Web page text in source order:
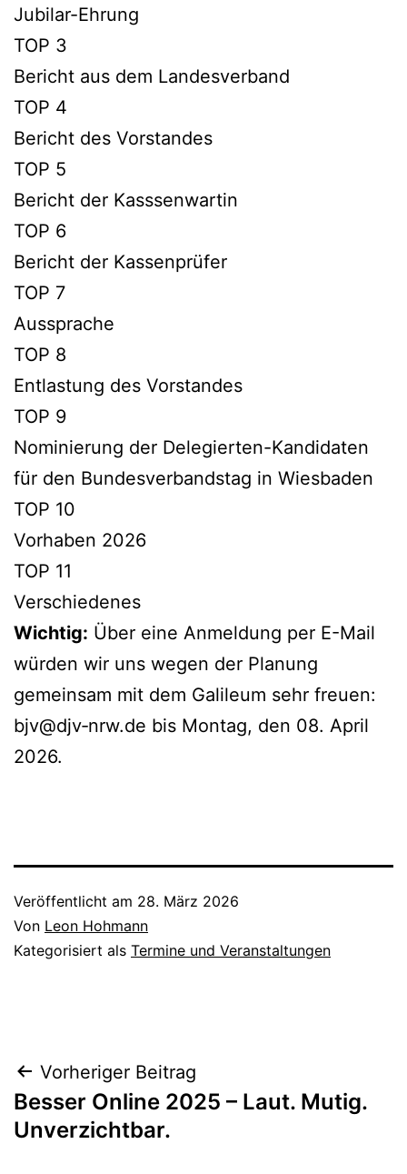
Jubilar-Ehrung
TOP 3
Bericht aus dem Landesverband
TOP 4
Bericht des Vorstandes
TOP 5
Bericht der Kasssenwartin
TOP 6
Bericht der Kassenprüfer
TOP 7
Aussprache
TOP 8
Entlastung des Vorstandes
TOP 9
Nominierung der Delegierten-Kandidaten
für den Bundesverbandstag in Wiesbaden
TOP 10
Vorhaben 2026
TOP 11
Verschiedenes
Wichtig: Über eine Anmeldung per E-Mail
würden wir uns wegen der Planung
gemeinsam mit dem Galileum sehr freuen:
bjv@djv‐nrw.de bis Montag, den 08. April
2026.
Veröffentlicht am 28. März 2026
Von Leon Hohmann
Kategorisiert als Termine und Veranstaltungen
Beitragsnavigation
Vorheriger Beitrag
Besser Online 2025 – Laut. Mutig.
Unverzichtbar.